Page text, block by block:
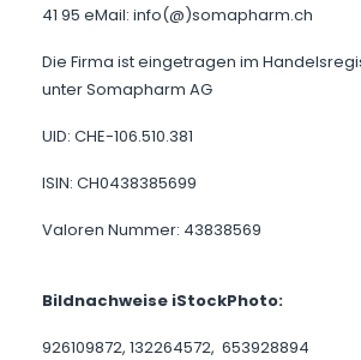
41 95 eMail: info(@)somapharm.ch
Die Firma ist eingetragen im
unter Somapharm AG
UID: CHE-106.510.381
ISIN: CH0438385699
Valoren Nummer: 43838569
Bildnachweise iStockPhoto:
926109872, 132264572, 653928894